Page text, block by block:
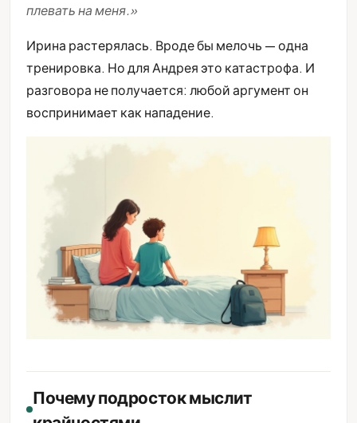
плевать на меня.»
Ирина растерялась. Вроде бы мелочь — одна
тренировка. Но для Андрея это катастрофа. И
разговора не получается: любой аргумент он
воспринимает как нападение.
Почему подросток мыслит